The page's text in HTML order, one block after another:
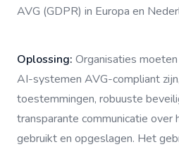
AVG (GDPR) in Europa en
Oplossing: Organisaties
AI-systemen AVG-compliant
toestemmingen, robuuste
transparante communicatie over
gebruikt en opgeslagen. Het